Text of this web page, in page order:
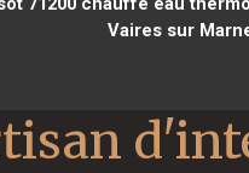
Vaires sur